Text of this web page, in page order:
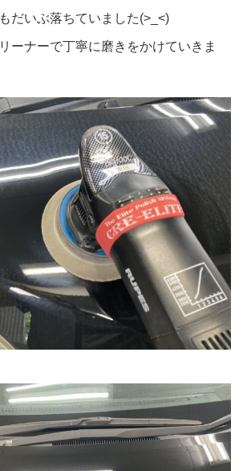
だいぶ落ちていました(>_<)
ーナーで丁寧に磨きをかけていきま